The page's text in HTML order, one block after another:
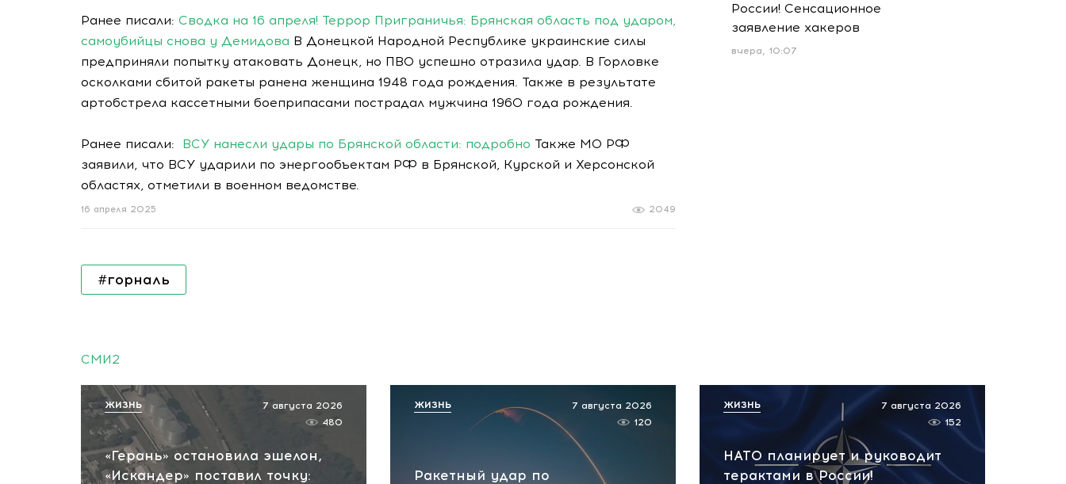
Ранее писали: Сводка на 16 апреля! Террор Приграничья: Брянская область под ударом,
самоубийцы снова у Демидова В Донецкой Народной Республике украинские силы
предприняли попытку атаковать Донецк, но ПВО успешно отразила удар. В Горловке
осколками сбитой ракеты ранена женщина 1948 года рождения. Также в результате
артобстрела кассетными боеприпасами пострадал мужчина 1960 года рождения.
Ранее писали: ВСУ нанесли удары по Брянской области: подробно Также МО РФ
заявили, что ВСУ ударили по энергообъектам РФ в Брянской, Курской и Херсонской
областях, отметили в военном ведомстве.
2049
16 апреля 2025
#горналь
России! Сенсационное
заявление хакеров
вчера, 10:07
СМИ2
«Герань» остановила эшелон,
«Искандер» поставил точку:
7 августа 2026
480
ЖИЗНЬ
Ракетный удар по
7 августа 2026
120
ЖИЗНЬ
НАТО планирует и руководит
терактами в России!
7 августа 2026
152
ЖИЗНЬ